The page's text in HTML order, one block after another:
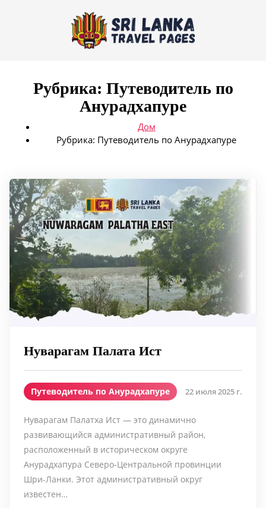
Рубрика: Путеводитель по
Анурадхапуре
Дом
Рубрика: Путеводитель по Анурадхапуре
Нуварагам Палата Ист
Путеводитель по Анурадхапуре 22 июля 2025 г.
Нуварагам Палатха Ист — это динамично
развивающийся административный район,
расположенный в историческом округе
Анурадхапура Северо-Центральной провинции
Шри-Ланки. Этот административный округ
известен…